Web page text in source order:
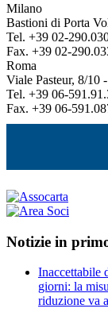
Milano
Bastioni di Porta
Tel. +39 02-
Fax. +39 02-
Roma
Viale Pasteur, 8/10
Tel. +39 06-
Fax. +39 06-
Notizie in
Inaccettabile
giorni: la
riduzione va